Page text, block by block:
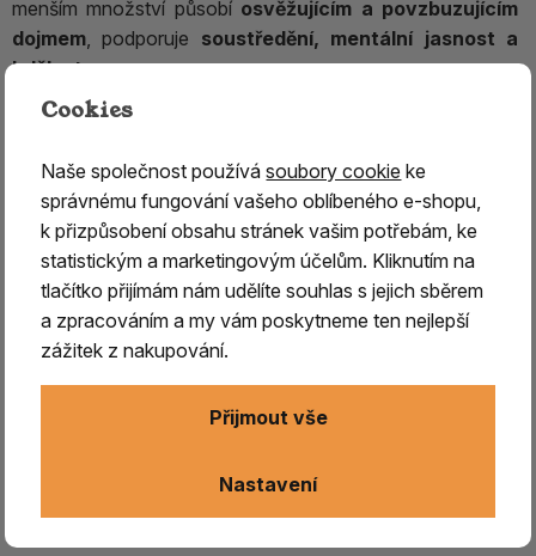
menším množství působí osvěžujícím a povzbuzujícím
dojmem, podporuje soustředění, mentální jasnost a
bdělost.
Díky svému výraznému charakteru se používá k
Jeho aroma stimuluje mysl, přináší pocit čistoty a pomáhá
navoditjasnou a soustředěnou atmosféru .
Tento druh kafru představujenejčistší dostupnou
formu, získávanou výhradně z kůry stromů.Díky své
výjimečné kvalitě patří k velmi ceněným a vzácně
dostupným surovinám
těhotenství. Uchovávejte mimo dosah dětí,
Cookies
Naše společnost používásoubory cookie ke
správnému fungování vašeho oblíbeného e-shopu,
k přizpůsobení obsahu stránek vašim potřebám, ke
statistickým a marketingovým účelům. Kliknutím na
tlačítko přijímám nám udělíte souhlas s jejich sběrem
a zpracováním a my vám poskytneme ten nejlepší
zážitek z nakupování.
Nastavení
Přijmout vše